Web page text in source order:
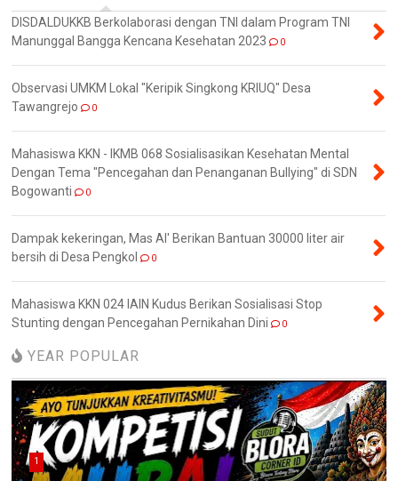
DISDALDUKKB Berkolaborasi dengan TNI dalam Program TNI
Manunggal Bangga Kencana Kesehatan 2023
0
Observasi UMKM Lokal "Keripik Singkong KRIUQ" Desa
Tawangrejo
0
Mahasiswa KKN - IKMB 068 Sosialisasikan Kesehatan Mental
Dengan Tema "Pencegahan dan Penanganan Bullying" di SDN
Bogowanti
0
Dampak kekeringan, Mas Al' Berikan Bantuan 30000 liter air
bersih di Desa Pengkol
0
Mahasiswa KKN 024 IAIN Kudus Berikan Sosialisasi Stop
Stunting dengan Pencegahan Pernikahan Dini
0
YEAR POPULAR
1